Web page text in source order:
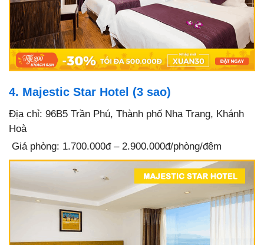
4. Majestic Star Hotel (3 sao)
Địa chỉ: 96B5 Trần Phú, Thành phố Nha Trang, Khánh
Hoà
Giá phòng: 1.700.000đ – 2.900.000đ/phòng/đêm